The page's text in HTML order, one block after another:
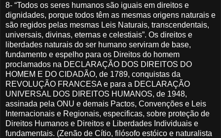
8- “Todos os seres humanos são iguais em direitos e
dignidades, porque todos têm as mesmas origens naturais e
são regidos pelas mesmas Leis Naturais, transcendentais,
universais, divinas, eternas e celestiais”. Os direitos e
liberdades naturais do ser humano serviram de base,
fundamento e espelho para os Direitos do homem
proclamados na DECLARAÇÃO DOS DIREITOS DO
HOMEM E DO CIDADÃO, de 1789, conquistas da
REVOLUÇÃO FRANCESA e para a DECLARAÇÃO
UNIVERSAL DOS DIREITOS HUMANOS, de 1948,
assinada pela ONU e demais Pactos, Convenções e Leis
Internacionais e Regionais, especificas, sobre proteção de
Direitos Humanos e Direitos e Liberdades Individuais e
fundamentais. (Zenão de Cítio, filósofo estóico e naturalista